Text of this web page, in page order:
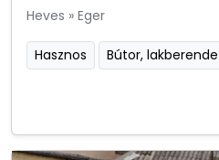
Heves » Eger
Hasznos Bútor,